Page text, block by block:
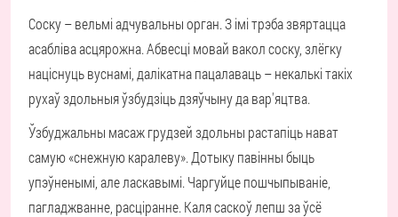
Соску – вельмі адчувальны орган. З імі трэба звяртацца
асабліва асцярожна. Абвесці мовай вакол соску, злёгку
націснуць вуснамі, далікатна пацалаваць – некалькі такіх
рухаў здольныя ўзбудзіць дзяўчыну да вар'яцтва.
Ўзбуджальны масаж грудзей здольны растапіць нават
самую «снежную каралеву». Дотыку павінны быць
упэўненымі, але ласкавымі. Чаргуйце пошчыпываніе,
пагладжванне, расціранне. Каля саскоў лепш за ўсё